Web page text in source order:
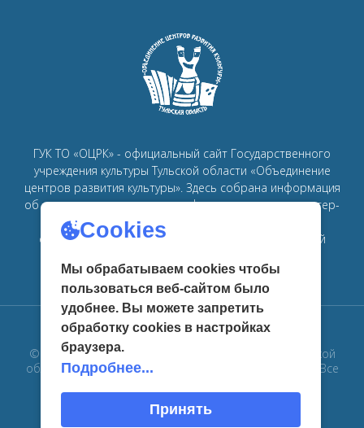
ГУК ТО «ОЦРК» - официальный сайт Государственного
учреждения культуры Тульской области «Объединение
центров развития культуры». Здесь собрана информация
об основных мероприятиях, афишах, спектаклях, мастер-
классах, семинарах, главных новостях в рамках
объединенияцентров развития культуры в Тульской
© 2019 Государственное учреждение культуры Тульской
области «Объединение центров развития культуры». Все
Cookies
Мы обрабатываем cookies чтобы
пользоваться веб-сайтом было
удобнее. Вы можете запретить
обработку сookies в настройках
браузера.
Подробнее...
Принять